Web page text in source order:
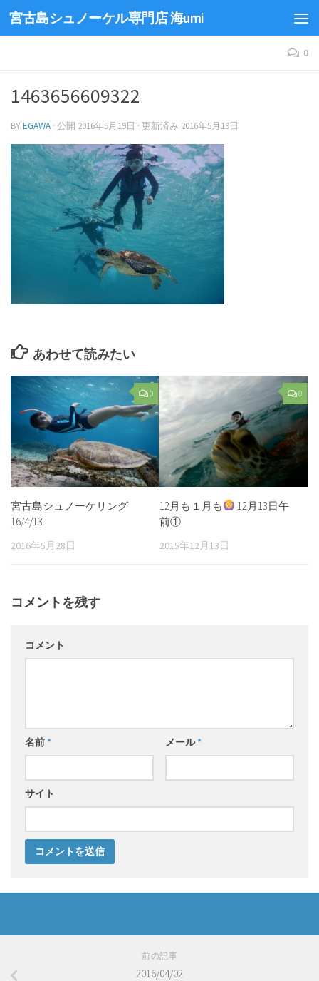
宮古島シュノーケル専門店 海umi
0
1463656609322
BYEGAWA · 公開 2016年5月19日 · 更新済み 2016年5月19日
あわせて読みたい
0
宮古島シュノーケリング
16/4/13
2016年5月28日
0
12月も１月も
12月13日午
前①
2015年12月13日
コメントを残す
コメント
名前* メール*
サイト
前の記事
2016/04/02